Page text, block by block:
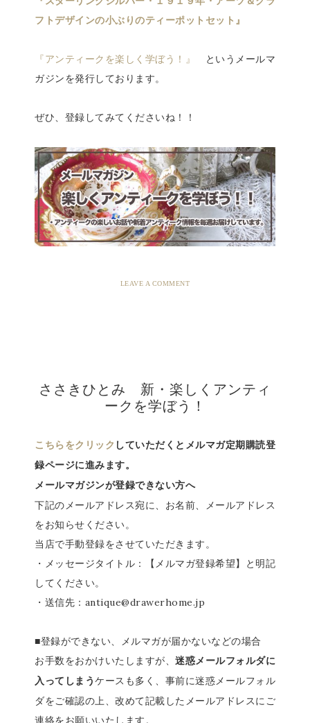
フトデザインの小ぶりのティーポットセット』
『アンティークを楽しく学ぼう！』
というメールマ
ガジンを発行しております。
ぜひ、登録してみてくださいね！！
LEAVE A COMMENT
ささきひとみ 新・楽しくアンティ
ークを学ぼう！
こちらをクリック していただくとメルマガ定期購読登
録ページに進みます。
メールマガジンが登録できない方へ
下記のメールアドレス宛に、お名前、メールアドレス
をお知らせください。
当店で手動登録をさせていただきます。
・メッセージタイトル：【メルマガ登録希望】と明記
してください。
・送信先：antique@drawerhome.jp
■登録ができない、メルマガが届かないなどの場合
お手数をおかけいたしますが、 迷惑メールフォルダに
入ってしまう ケースも多く、事前に迷惑メールフォル
ダをご確認の上、改めて記載したメールアドレスにご
連絡をお願いいたします。